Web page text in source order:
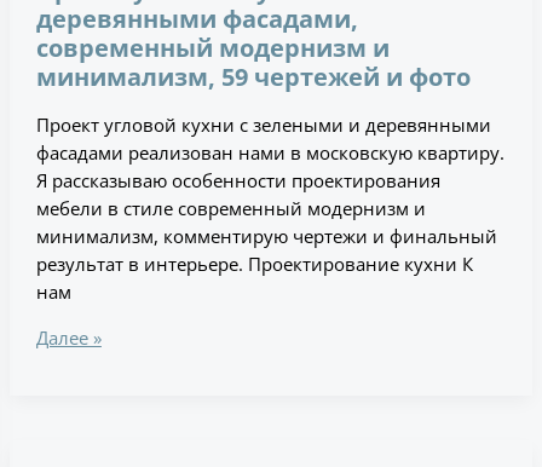
деревянными фасадами,
современный модернизм и
минимализм, 59 чертежей и фото
Проект угловой кухни с зелеными и деревянными
фасадами реализован нами в московскую квартиру.
Я рассказываю особенности проектирования
мебели в стиле современный модернизм и
минимализм, комментирую чертежи и финальный
результат в интерьере. Проектирование кухни К
нам
Далее »